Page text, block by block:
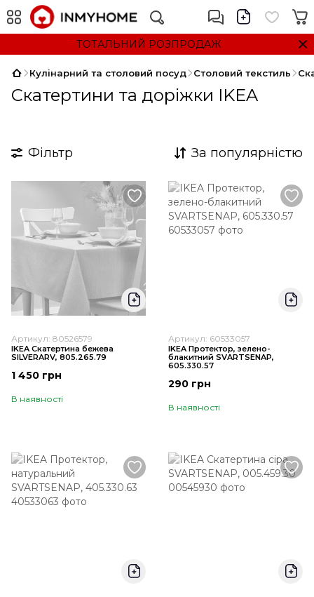
ТОТАЛЬНИЙ РОЗПРОДАЖ
Кулінарний та столовий посуд Столовий текстиль
Скатертини та доріжки IKEA
Фільтр За популярністю
Артикул: 80526579
IKEA Скатертина бежева
SILVERARV, 805.265.79
1 450 грн
В наявності
Артикул: 60533057
IKEA Протектор, зелено-
блакитний SVARTSENAP,
605.330.57
290 грн
В наявності